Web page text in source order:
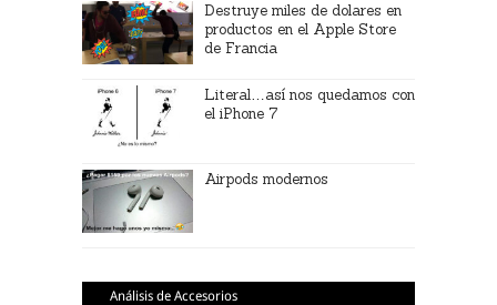
Destruye miles de dolares en
productos en el Apple Store
de Francia
Literal…así nos quedamos con
el iPhone 7
Airpods modernos
Análisis de Accesorios